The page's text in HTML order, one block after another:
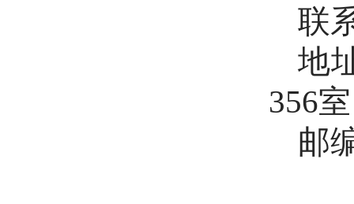
联
地
356
邮